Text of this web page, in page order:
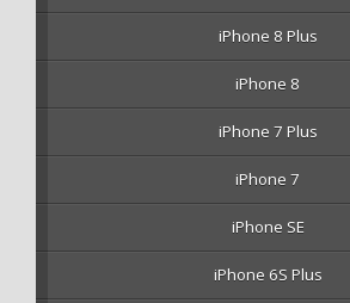
iPhone 8 Plus
iPhone 8
iPhone 7 Plus
iPhone 7
iPhone SE
iPhone 6S Plus